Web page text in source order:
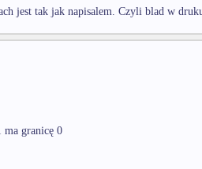
jest tak jak napisalem. Czyli blad w
ma granicę 0